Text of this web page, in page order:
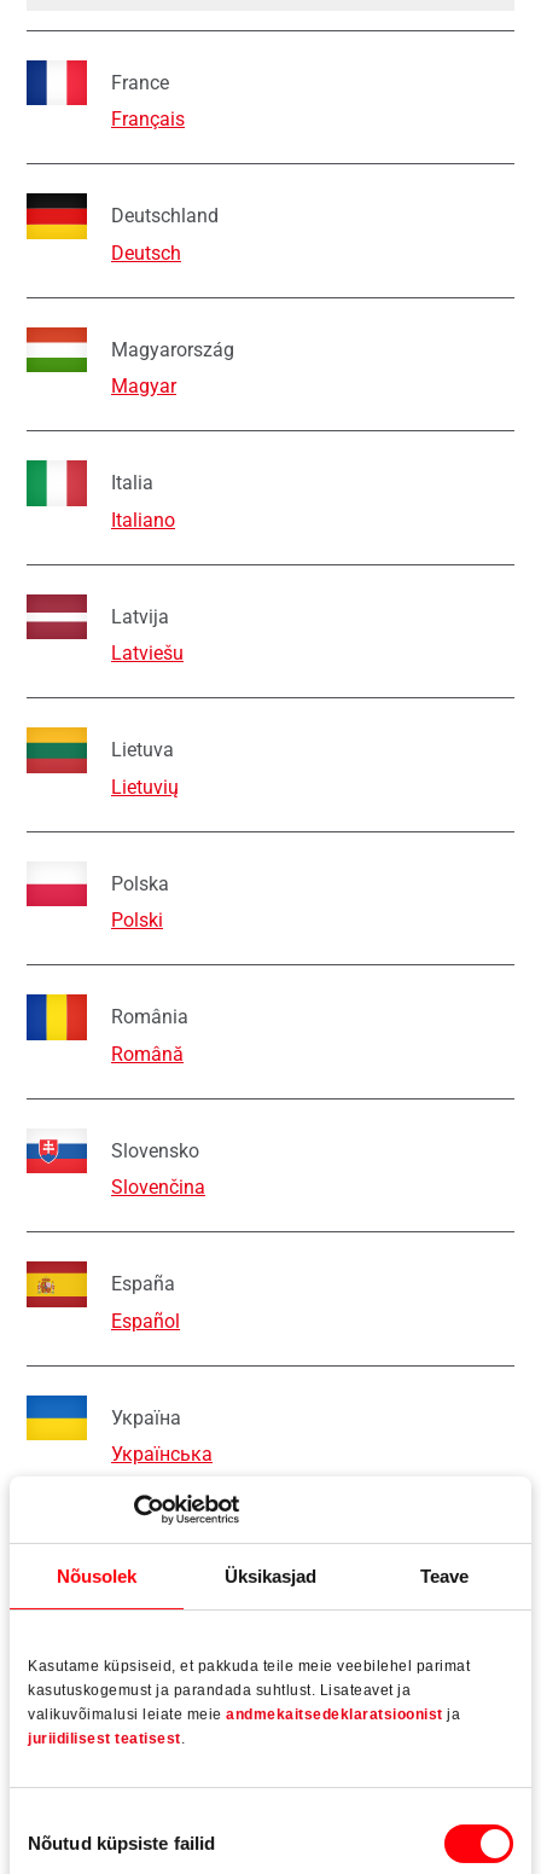
Nõusolek Üksikasjad Teave
Kasutame küpsiseid, et pakkuda teile meie veebilehel parimat
kasutuskogemust ja parandada suhtlust. Lisateavet ja
valikuvõimalusi leiate meie andmekaitsedeklaratsioonist ja
juriidilisest teatisest
valik
Nõutud küpsiste failid
France
Français
Deutschland
Deutsch
Magyarország
Magyar
Italia
Italiano
Latvija
Latviešu
Lietuva
Lietuvių
Polska
Polski
România
Română
Slovensko
Slovenčina
España
Español
Україна
Українська
Schweiz
Deutsch (Schweiz)
Nederland
Nederlands
English